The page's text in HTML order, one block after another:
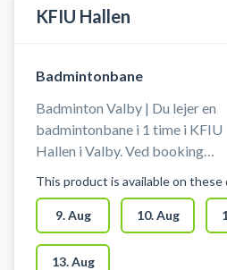
Husk at benytte sko som er
salen.
KFIU Hallen
Badmintonbane
Badminton Valby | Du lejer en
badmintonbane i 1 time i KFIU
Hallen i Valby. Ved booking
for at få adgang til hallen.
Medbring selv udstyr,
badmintonketcher og bolde.
Afmelding af baner skal ske
This product is available on these
9. Aug 10. Aug
13. Aug